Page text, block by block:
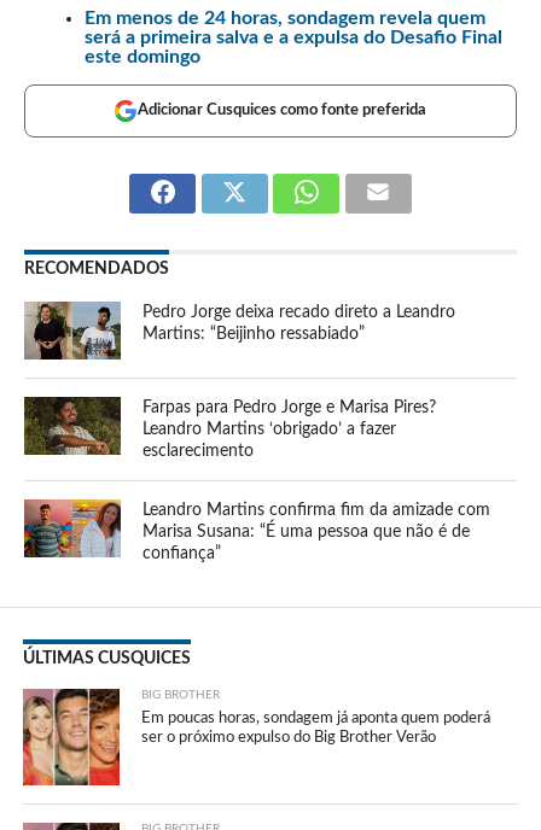
Em menos de 24 horas, sondagem revela quem
será a primeira salva e a expulsa do Desafio Final
este domingo
Adicionar Cusquices como fonte preferida
RECOMENDADOS
Pedro Jorge deixa recado direto a Leandro
Martins: “Beijinho ressabiado”
Farpas para Pedro Jorge e Marisa Pires?
Leandro Martins ‘obrigado’ a fazer
esclarecimento
Leandro Martins confirma fim da amizade com
Marisa Susana: “É uma pessoa que não é de
confiança”
ÚLTIMAS CUSQUICES
BIG BROTHER
Em poucas horas, sondagem já aponta quem poderá
ser o próximo expulso do Big Brother Verão